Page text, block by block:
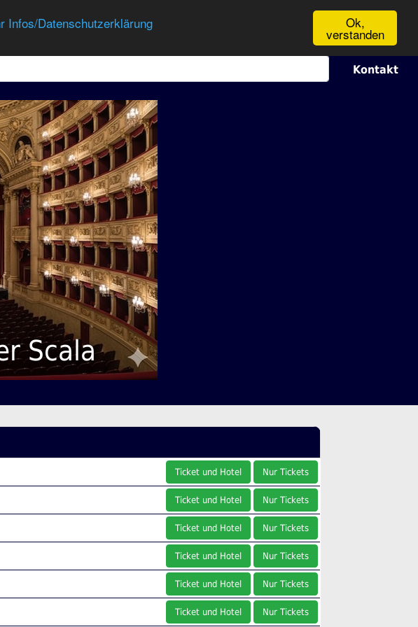
Ok,
verstanden
Infos/Datenschutzerklärung
Kontakt
Scala
Ticket und Hotel Nur Tickets
Ticket und Hotel Nur Tickets
Ticket und Hotel Nur Tickets
Ticket und Hotel Nur Tickets
Ticket und Hotel Nur Tickets
Ticket und Hotel Nur Tickets